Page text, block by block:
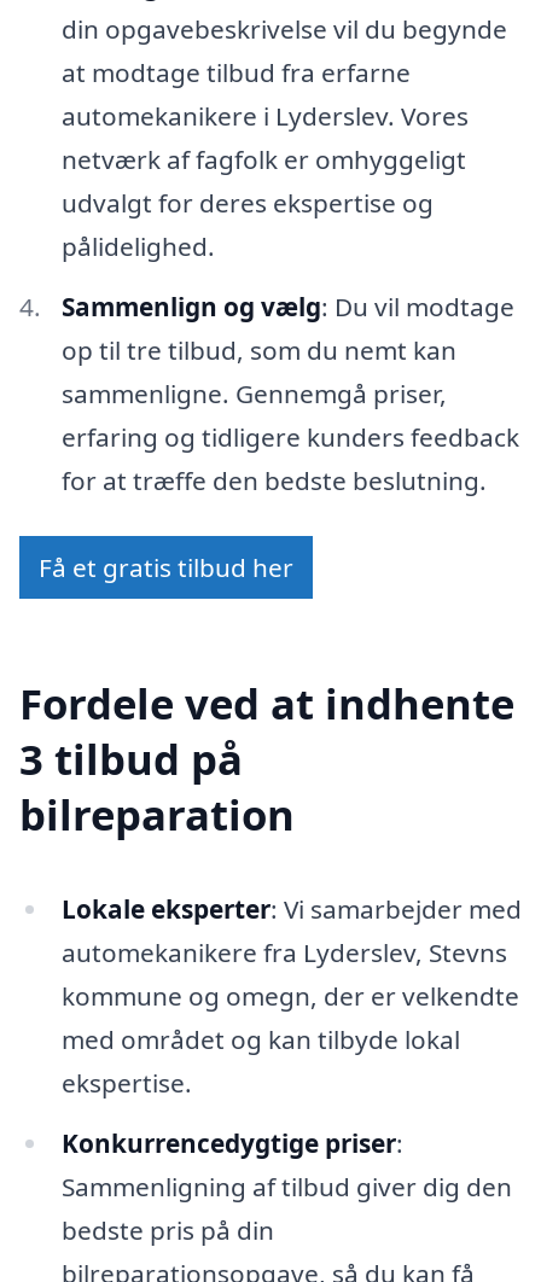
din opgavebeskrivelse vil du begynde
at modtage tilbud fra erfarne
automekanikere i Lyderslev. Vores
netværk af fagfolk er omhyggeligt
udvalgt for deres ekspertise og
pålidelighed.
Sammenlign og vælg: Du vil modtage
op til tre tilbud, som du nemt kan
sammenligne. Gennemgå priser,
erfaring og tidligere kunders feedback
for at træffe den bedste beslutning.
Få et gratis tilbud her
Fordele ved at indhente
3 tilbud på
bilreparation
Lokale eksperter: Vi samarbejder med
automekanikere fra Lyderslev, Stevns
kommune og omegn, der er velkendte
med området og kan tilbyde lokal
ekspertise.
Konkurrencedygtige priser:
Sammenligning af tilbud giver dig den
bedste pris på din
bilreparationsopgave, så du kan få